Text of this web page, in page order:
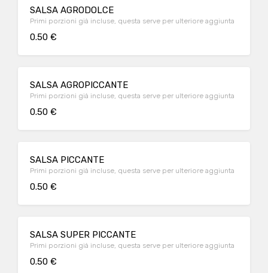
SALSA AGRODOLCE
Primi porzioni già incluse, questa serve per ulteriore aggiunta
0.50 €
SALSA AGROPICCANTE
Primi porzioni già incluse, questa serve per ulteriore aggiunta
0.50 €
SALSA PICCANTE
Primi porzioni già incluse, questa serve per ulteriore aggiunta
0.50 €
SALSA SUPER PICCANTE
Primi porzioni già incluse, questa serve per ulteriore aggiunta
0.50 €